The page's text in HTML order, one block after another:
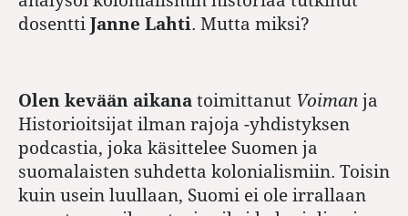
dosentti Janne Lahti. Mutta miksi?
Olen kevään aikana toimittanut Voiman ja
Historioitsijat ilman rajoja -yhdistyksen
podcastia, joka käsittelee Suomen ja
suomalaisten suhdetta kolonialismiin. Toisin
kuin usein luullaan, Suomi ei ole irrallaan